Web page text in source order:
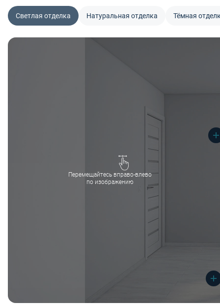
Светлая отделка Натуральная отделка Тёмная
Перемещайтесь вправо-влево
по изображению